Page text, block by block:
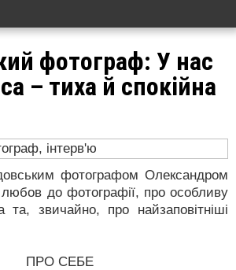
фотограф: У нас
– тиха й спокійна
фотографом Олександром
до фотографії, про особливу
та, звичайно, про найзаповітніші
ПРО СЕБЕ